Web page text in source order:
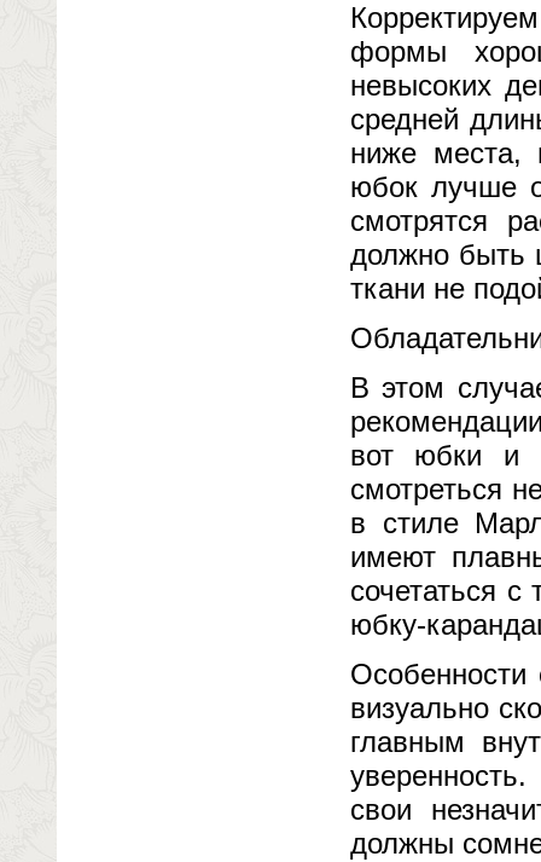
формы
невысоких
средней
ниже места,
юбок лучше
смотрятся
должно быть
ткани не
В этом
вот юбки и
смотреться
в стиле
имеют
сочетаться
юбку-
визуально
главным
свои
должны